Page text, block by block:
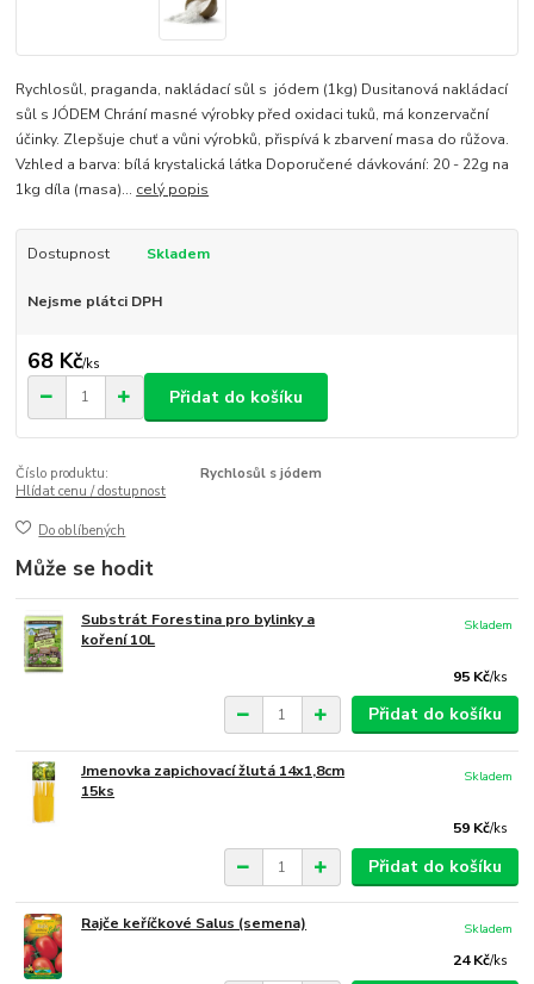
Rychlosůl, praganda, nakládací sůl s jódem (1kg) Dusitanová nakládací
sůl s JÓDEM Chrání masné výrobky před oxidaci tuků, má konzervační
účinky. Zlepšuje chuť a vůni výrobků, přispívá k zbarvení masa do růžova.
Vzhled a barva: bílá krystalická látka Doporučené dávkování: 20 - 22g na
1kg díla (masa)... celý popis
Dostupnost Skladem
Nejsme plátci DPH
68 Kč/ks
Přidat do košíku
Číslo produktu:
Rychlosůl s jódem
Hlídat cenu / dostupnost
Do oblíbených
Může se hodit
Substrát Forestina pro bylinky a
koření 10L
95 Kč/ks
Skladem
Přidat do košíku
Jmenovka zapichovací žlutá 14x1,8cm
15ks
59 Kč/ks
Skladem
Přidat do košíku
Rajče keříčkové Salus (semena)
24 Kč/ks
Skladem